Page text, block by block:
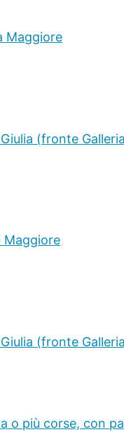
Maggiore
(fronte
Maggiore
(fronte
più corse, con